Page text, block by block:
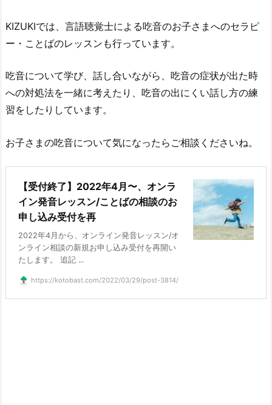
KIZUKIでは、言語聴覚士による吃音のお子さまへのセラピ
ー・ことばのレッスンも行っています。
吃音について学び、話し合いながら、吃音の症状が出た時
への対処法を一緒に考えたり、吃音の出にくい話し方の練
習をしたりしています。
お子さまの吃音について気になったらご相談くださいね。
【受付終了】2022年4月〜、オンラ
イン発音レッスン/ことばの相談のお
申し込み受付を再
2022年4月から、オンライン発音レッスン/オ
ンライン相談の新規お申し込み受付を再開い
たします。 追記 ...
https://kotobast.com/2022/03/29/post-3814/